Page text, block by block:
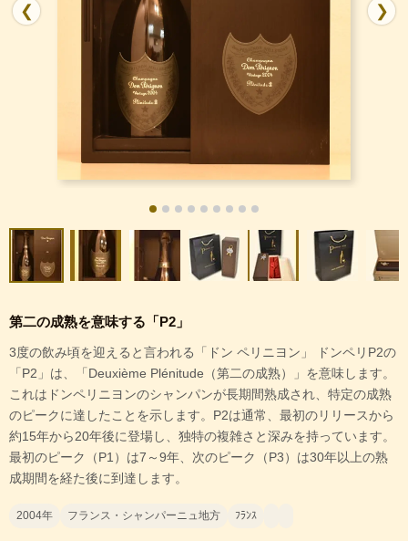
❮ ❯
第二の成熟を意味する「P2」
3度の飲み頃を迎えると言われる「ドン ペリニヨン」 ドンペリP2の
「P2」は、「Deuxième Plénitude（第二の成熟）」を意味します。
これはドンペリニヨンのシャンパンが長期間熟成され、特定の成熟
のピークに達したことを示します。P2は通常、最初のリリースから
約15年から20年後に登場し、独特の複雑さと深みを持っています。
最初のピーク（P1）は7～9年、次のピーク（P3）は30年以上の熟
成期間を経た後に到達します。
2004年 フランス・シャンパーニュ地方 ﾌﾗﾝｽ